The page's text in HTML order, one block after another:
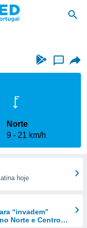
...
Norte
9
21 km/h
hoje
“invadem”
Norte e Centro